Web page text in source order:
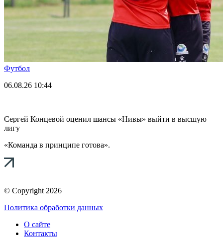
Футбол
06.08.26 10:44
Сергей Концевой оценил шансы «Нивы» выйти в высшую
лигу
«Команда в принципе готова».
© Copyright 2026
Политика обработки данных
О сайте
Контакты